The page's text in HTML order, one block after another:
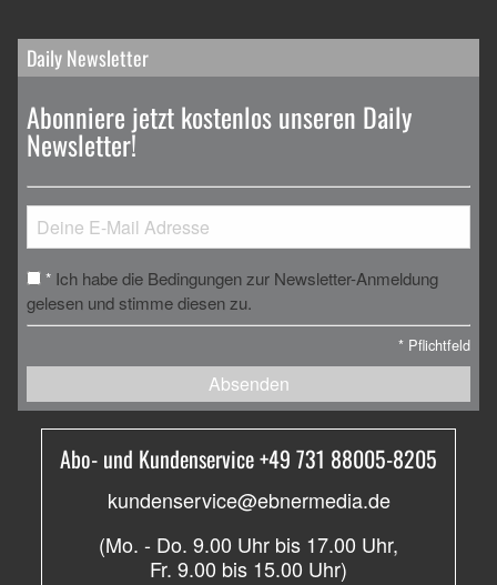
Daily Newsletter
Abonniere jetzt kostenlos unseren Daily
Newsletter!
* Ich habe die Bedingungen zur Newsletter-Anmeldung
gelesen und stimme diesen zu.
* Pflichtfeld
Absenden
Abo- und Kundenservice +49 731 88005-8205
kundenservice@ebnermedia.de
(Mo. - Do. 9.00 Uhr bis 17.00 Uhr,
Fr. 9.00 bis 15.00 Uhr)